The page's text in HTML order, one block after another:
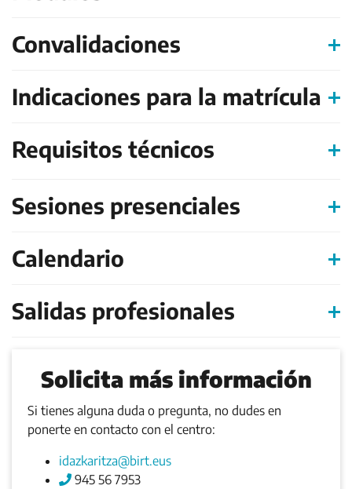
Convalidaciones
Indicaciones para la matrícula
Requisitos técnicos
Sesiones presenciales
Calendario
Salidas profesionales
Solicita más información
Si tienes alguna duda o pregunta, no dudes en
ponerte en contacto con el centro:
idazkaritza@birt.eus
945 56 7953